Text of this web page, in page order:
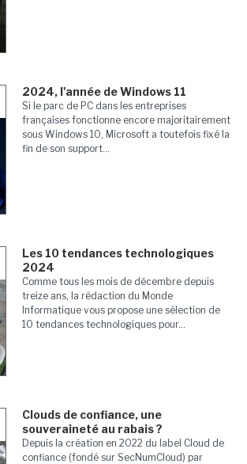
2024, l'année de Windows 11
Si le parc de PC dans les entreprises
françaises fonctionne encore majoritairement
sous Windows 10, Microsoft a toutefois fixé la
fin de son support...
Les 10 tendances technologiques
2024
Comme tous les mois de décembre depuis
treize ans, la rédaction du Monde
Informatique vous propose une sélection de
10 tendances technologiques pour...
Clouds de confiance, une
souveraineté au rabais ?
Depuis la création en 2022 du label Cloud de
confiance (fondé sur SecNumCloud) par